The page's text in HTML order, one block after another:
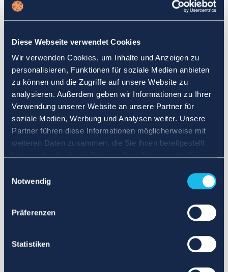
Diese Webseite verwendet Cookies
Wir verwenden Cookies, um Inhalte und Anzeigen zu
personalisieren, Funktionen für soziale Medien anbieten
zu können und die Zugriffe auf unsere Website zu
analysieren. Außerdem geben wir Informationen zu Ihrer
Verwendung unserer Website an unsere Partner für
soziale Medien, Werbung und Analysen weiter. Unsere
Partner führen diese Informationen möglicherweise mit
weiteren Daten zusammen, die Sie ihnen bereitgestellt
Notwendig
Präferenzen
Statistiken